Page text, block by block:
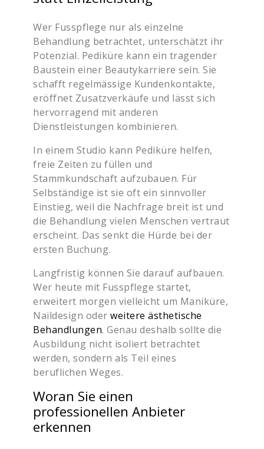
Wer Fusspflege nur als einzelne
Behandlung betrachtet, unterschätzt ihr
Potenzial. Pediküre kann ein tragender
Baustein einer Beautykarriere sein. Sie
schafft regelmässige Kundenkontakte,
eröffnet Zusatzverkäufe und lässt sich
hervorragend mit anderen
Dienstleistungen kombinieren.
In einem Studio kann Pediküre helfen,
freie Zeiten zu füllen und
Stammkundschaft aufzubauen. Für
Selbständige ist sie oft ein sinnvoller
Einstieg, weil die Nachfrage breit ist und
die Behandlung vielen Menschen vertraut
erscheint. Das senkt die Hürde bei der
ersten Buchung.
Langfristig können Sie darauf aufbauen.
Wer heute mit Fusspflege startet,
erweitert morgen vielleicht um Maniküre,
Naildesign oder weitere ästhetische
Behandlungen. Genau deshalb sollte die
Ausbildung nicht isoliert betrachtet
werden, sondern als Teil eines
beruflichen Weges.
Woran Sie einen
professionellen Anbieter
erkennen